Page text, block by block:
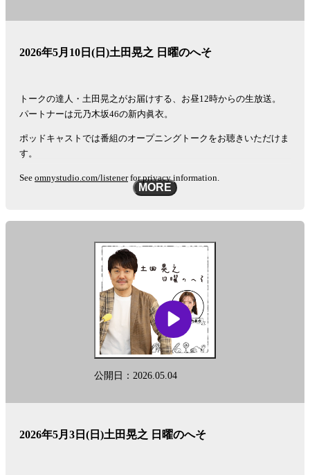
2026年5月10日(日)土田晃之 日曜のへそ
トークの達人・土田晃之がお届けする、お昼12時からの生放送。
パートナーは元乃木坂46の新内眞衣。
ポッドキャストでは番組のオープニングトークをお聴きいただけま
す。
See omnystudio.com/listenerfor privacy information.
MORE
公開日：2026.05.04
2026年5月3日(日)土田晃之 日曜のへそ